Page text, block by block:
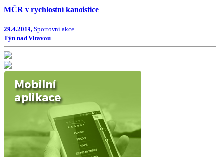
MČR v rychlostní kanoistice
29.4.2019, Sportovní akce
Týn nad Vltavou